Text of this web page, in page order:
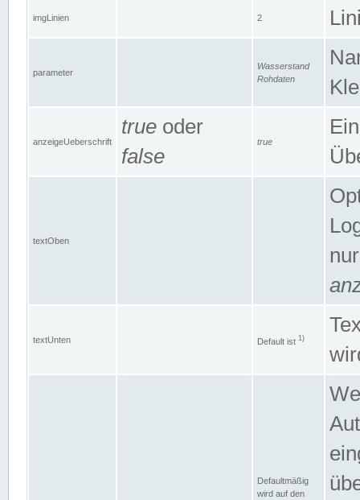
imgLinien 2
parameter
Wasserstand
Rohdaten
anzeigeUeberschrift
true oder
false
true
textOben
textUnten Default ist 1)
Defaultmäßig
wird auf den